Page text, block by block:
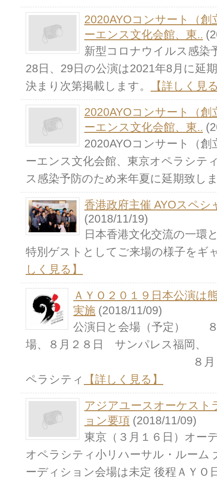
2020AYOコンサート（創
ーエンス文化会館、東..
新型コロナウイルス感染
28日、29日の公演は2021年8月に延
決まり次第掲載します。
【詳しく見
2020AYOコンサート（創
ーエンス文化会館、東..
2020AYOコンサート（創
ーエンス文化会館、東京オペラシテ
ス感染予防のため来年夏に延期致し
香港政府主催 AYOスペ
(2018/11/19)
日本香港文化交流の一環
特別ゲストとしてご来場の様子をギ
しく見る】
ＡＹＯ２０１９日本公演は
実施 (2018/11/09)
公演日と会場（予定）
場、８月２８日 サンパレス福岡、
８月３０、３
ペラシティ
【詳しく見る】
アジアユースオーケスト
ョン要項 (2018/11/09)
東京（３月１６日）オー
オペラシティ小リハーサル・ルーム
ーディション会場は未定 後程ＡＹＯ